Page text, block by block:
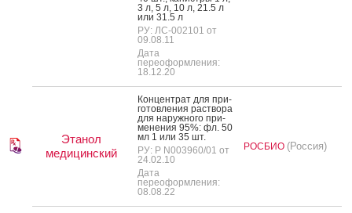
3 л, 5 л, 10 л, 21.5 л
или 31.5 л
РУ: ЛС-002101 от
09.08.11
Дата
переоформления:
18.12.20
Этанол
медицинский
Кон­цен­трат для при­
готов­ле­ния рас­тво­ра
для на­руж­но­го при­
мене­ния 95%: фл. 50
мл 1 или 35 шт.
РУ: Р N003960/01 от
24.02.10
Дата
переоформления:
08.08.22
РОСБИО (Россия)